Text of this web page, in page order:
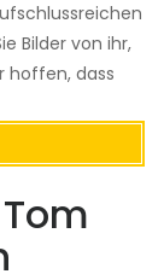
Bilder von ihr,
hoffen, dass